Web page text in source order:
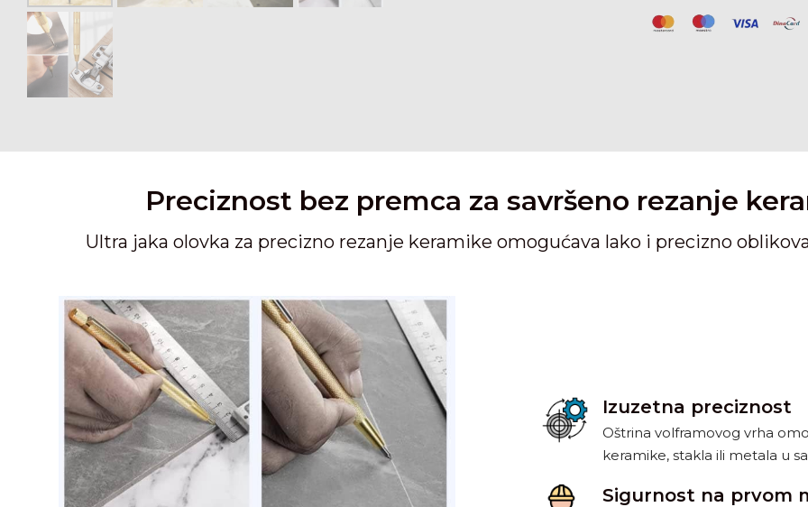
Preciznost bez premca za savršeno rezanje
Ultra jaka olovka za precizno rezanje keramike omogućava lako i precizno
Izuzetna preciznost
Oštrina volframovog vrha
keramike, stakla ili metala u
Sigurnost na prvom